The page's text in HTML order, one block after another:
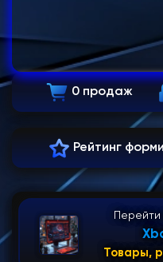
0 продаж
Рейтинг
Товары,